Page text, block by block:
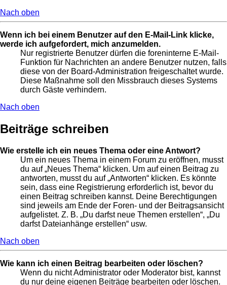
Nach oben
Wenn ich bei einem Benutzer auf den E-Mail-Link klicke,
werde ich aufgefordert, mich anzumelden.
Nur registrierte Benutzer dürfen die foreninterne E-Mail-
Funktion für Nachrichten an andere Benutzer nutzen, falls
diese von der Board-Administration freigeschaltet wurde.
Diese Maßnahme soll den Missbrauch dieses Systems
durch Gäste verhindern.
Nach oben
Beiträge schreiben
Wie erstelle ich ein neues Thema oder eine Antwort?
Um ein neues Thema in einem Forum zu eröffnen, musst
du auf „Neues Thema“ klicken. Um auf einen Beitrag zu
antworten, musst du auf „Antworten“ klicken. Es könnte
sein, dass eine Registrierung erforderlich ist, bevor du
einen Beitrag schreiben kannst. Deine Berechtigungen
sind jeweils am Ende der Foren- und der Beitragsansicht
aufgelistet. Z. B. „Du darfst neue Themen erstellen“, „Du
darfst Dateianhänge erstellen“ usw.
Nach oben
Wie kann ich einen Beitrag bearbeiten oder löschen?
Wenn du nicht Administrator oder Moderator bist, kannst
du nur deine eigenen Beiträge bearbeiten oder löschen.